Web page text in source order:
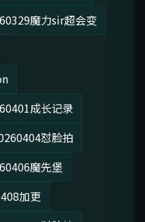
魔力sir超会变
成长记录
怼脸拍
魔先堡
加更